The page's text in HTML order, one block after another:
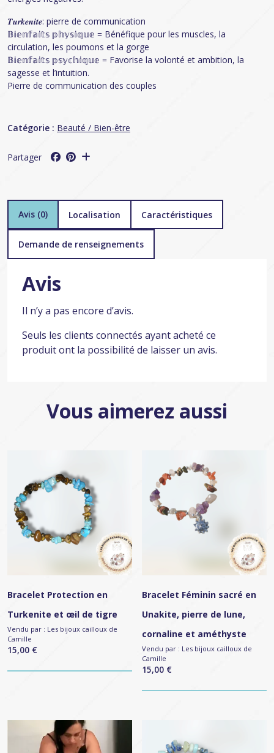
𝑻𝒖𝒓𝒌𝒆𝒏𝒊𝒕𝒆: pierre de communication
𝔹𝕚𝕖𝕟𝕗𝕒𝕚𝕥𝕤 𝕡𝕙𝕪𝕤𝕚𝕢𝕦𝕖 = Bénéfique pour les muscles, la
circulation, les poumons et la gorge
𝔹𝕚𝕖𝕟𝕗𝕒𝕚𝕥𝕤 𝕡𝕤𝕪𝕔𝕙𝕚𝕢𝕦𝕖 = Favorise la volonté et ambition, la
sagesse et l’intuition.
Pierre de communication des couples
Catégorie : Beauté / Bien-être
Partager
Avis (0) Localisation Caractéristiques
Demande de renseignements
Avis
Il n’y a pas encore d’avis.
Seuls les clients connectés ayant acheté ce
produit ont la possibilité de laisser un avis.
Vous aimerez aussi
Bracelet Protection en
Turkenite et œil de tigre
15,00 €
Vendu par : Les bijoux cailloux de
Camille
Bracelet Féminin sacré en
Unakite, pierre de lune,
cornaline et améthyste
15,00 €
Vendu par : Les bijoux cailloux de
Camille